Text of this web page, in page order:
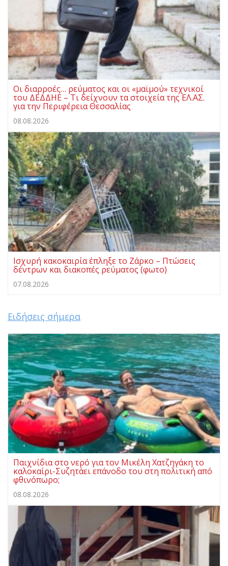
Οι διαρροές… ρεύματος και οι «μαϊμού» τεχνικοί
του ΔΕΔΔΗΕ – Τι δείχνουν τα στοιχεία της ΕΛ.ΑΣ.
για την Περιφέρεια Θεσσαλίας
08.08.2026
Ισχυρή κακοκαιρία έπληξε το Ζάρκο – Πτώσεις
δέντρων και διακοπές ρεύματος (φωτο)
07.08.2026
Ειδήσεις σήμερα
Παιχνίδια στο νερό για τον Μικέλη Χατζηγάκη το
καλοκαίρι-Συζητάει επάνοδο του στη πολιτική από
φθινόπωρο;
08.08.2026